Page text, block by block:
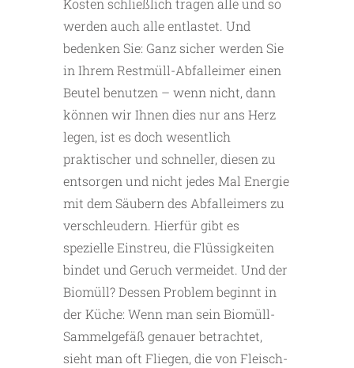
Kosten schließlich tragen alle und so
werden auch alle entlastet. Und
bedenken Sie: Ganz sicher werden Sie
in Ihrem Restmüll-Abfalleimer einen
Beutel benutzen – wenn nicht, dann
können wir Ihnen dies nur ans Herz
legen, ist es doch wesentlich
praktischer und schneller, diesen zu
entsorgen und nicht jedes Mal Energie
mit dem Säubern des Abfalleimers zu
verschleudern. Hierfür gibt es
spezielle Einstreu, die Flüssigkeiten
bindet und Geruch vermeidet. Und der
Biomüll? Dessen Problem beginnt in
der Küche: Wenn man sein Biomüll-
Sammelgefäß genauer betrachtet,
sieht man oft Fliegen, die von Fleisch-